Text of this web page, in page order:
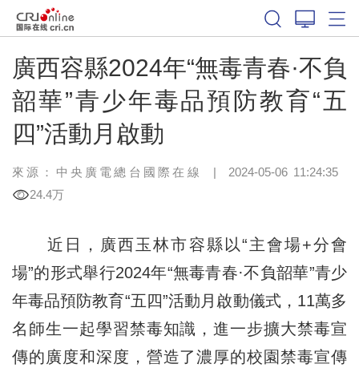
廣西容縣2024年“無毒青春·不負
韶華”青少年毒品預防教育“五
四”活動月啟動
來源：中央廣電總台國際在線 | 2024-05-06 11:24:35
24.4万
近日，廣西玉林市容縣以“主會場+分會
場”的形式舉行2024年“無毒青春·不負韶華”青少
年毒品預防教育“五四”活動月啟動儀式，11萬多
名師生一起學習禁毒知識，進一步擴大禁毒宣
傳的廣度和深度，營造了濃厚的校園禁毒宣傳